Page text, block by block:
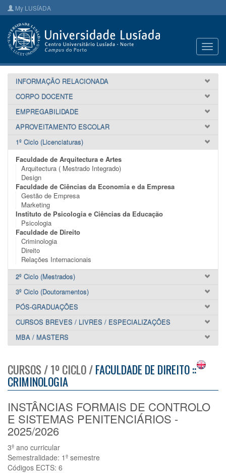
My LUSÍADA
INFORMAÇÃO RELACIONADA
CORPO DOCENTE
EMPREGABILIDADE
APROVEITAMENTO ESCOLAR
1º Ciclo (Licenciaturas)
Faculdade de Arquitectura e Artes
Arquitectura ( Mestrado Integrado)
Design
Faculdade de Ciências da Economia e da Empresa
Gestão de Empresa
Marketing
Instituto de Psicologia e Ciências da Educação
Psicologia
Faculdade de Direito
Criminologia
Direito
Relações Internacionais
2º Ciclo (Mestrados)
3º Ciclo (Doutoramentos)
PÓS-GRADUAÇÕES
CURSOS BREVES / LIVRES / ESPECIALIZAÇÕES
MBA / MASTERS
CURSOS / 1º CICLO /FACULDADE DE DIREITO ::
CRIMINOLOGIA
INSTÂNCIAS FORMAIS DE CONTROLO
E SISTEMAS PENITENCIÁRIOS -
2025/2026
3º ano curricular
Semestralidade: 1º semestre
Códigos ECTS: 6